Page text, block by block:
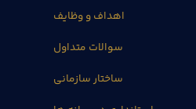
اهداف و وظایف
سوالات متداول
ساختار سازمانی